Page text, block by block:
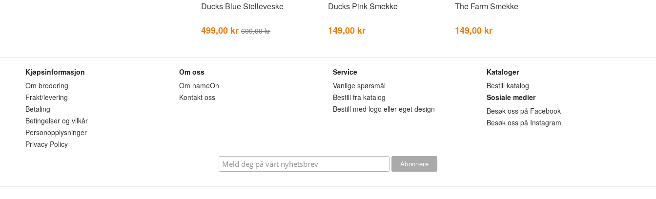
Ducks Blue Stelleveske
499,00 kr 699,00 kr
Ducks Pink Smekke
149,00 kr
The Farm Smekke
149,00 kr
Kjøpsinformasjon
Om brodering
Frakt/levering
Betaling
Betingelser og vilkår
Personopplysninger
Privacy Policy
Om oss
Om nameOn
Kontakt oss
Service
Vanlige spørsmål
Bestill fra katalog
Bestill med logo eller eget design
Kataloger
Bestill katalog
Sosiale medier
Besøk oss på Facebook
Besøk oss på Instagram